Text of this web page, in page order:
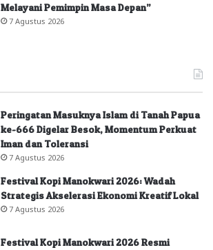
Melayani Pemimpin Masa Depan”
7 Agustus 2026
Peringatan Masuknya Islam di Tanah Papua
ke-666 Digelar Besok, Momentum Perkuat
Iman dan Toleransi
7 Agustus 2026
Festival Kopi Manokwari 2026: Wadah
Strategis Akselerasi Ekonomi Kreatif Lokal
7 Agustus 2026
Festival Kopi Manokwari 2026 Resmi